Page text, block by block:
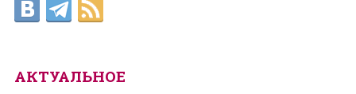
АКТУАЛЬНОЕ